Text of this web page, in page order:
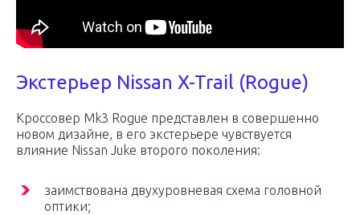
Экстерьер Nissan X-Trail (Rogue)
Кроссовер Mk3 Rogue представлен в совершенно
новом дизайне, в его экстерьере чувствуется
влияние Nissan Juke второго поколения:
заимствована двухуровневая схема головной
оптики;